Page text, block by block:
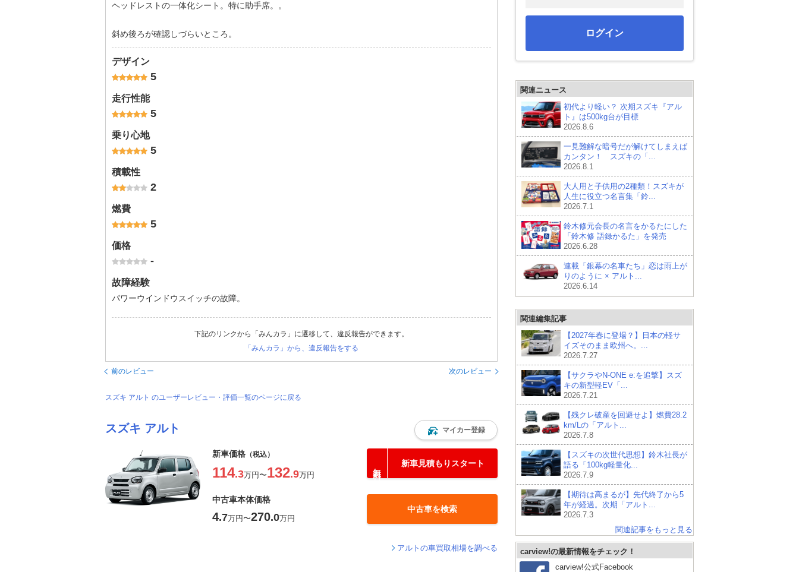
ヘッドレストの一体化シート。特に助手席。。
斜め後ろが確認しづらいところ。
デザイン
5
走行性能
5
乗り心地
5
積載性
2
燃費
5
価格
-
故障経験
パワーウインドウスイッチの故障。
下記のリンクから「みんカラ」に遷移して、違反報告ができます。
「みんカラ」から、違反報告をする
前のレビュー 次のレビュー
スズキ アルト のユーザーレビュー・評価一覧のページに戻る
スズキ アルト マイカー登録
新車価格 （税込）
114.3万円〜132.9万円
新車見積もりスタート
中古車本体価格
4.7万円〜270.0万円
中古車を検索
アルトの車買取相場を調べる
ログイン
関連ニュース
初代より軽い？ 次期スズキ『アル
ト』は500kg台が目標
2026.8.6
一見難解な暗号だが解けてしまえば
カンタン！ スズキの「...
2026.8.1
大人用と子供用の2種類！スズキが
人生に役立つ名言集「鈴...
2026.7.1
鈴木修元会長の名言をかるたにした
「鈴木修 語録かるた」を発売
2026.6.28
連載「銀幕の名車たち」恋は雨上が
りのように × アルト...
2026.6.14
関連編集記事
【2027年春に登場？】日本の軽サ
イズそのまま欧州へ。...
2026.7.27
【サクラやN-ONE e:を追撃】スズ
キの新型軽EV「...
2026.7.21
【残クレ破産を回避せよ】燃費28.2
km/Lの「アルト...
2026.7.8
【スズキの次世代思想】鈴木社長が
語る「100kg軽量化...
2026.7.9
【期待は高まるが】先代終了から5
年が経過。次期「アルト...
2026.7.3
関連記事をもっと見る
carview!の最新情報をチェック！
carview!公式Facebook